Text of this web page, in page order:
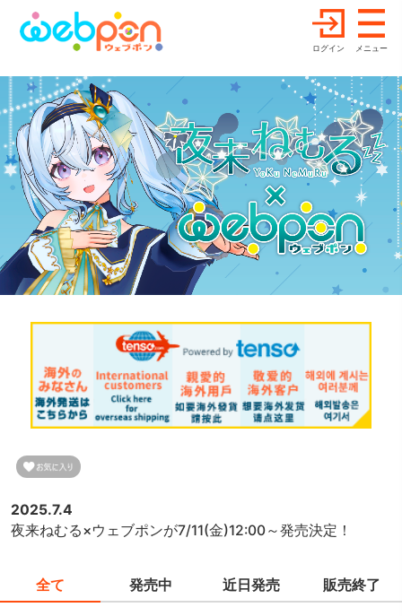
ログイン メニュー
2025.7.4
夜来ねむる×ウェブポンが7/11(金)12:00～発売決定！
全て 発売中 近日発売 販売終了